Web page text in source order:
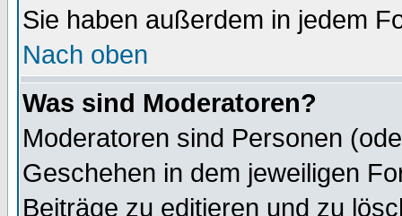
Sie haben außerdem in jedem
Nach oben
Was sind Moderatoren?
Moderatoren sind Personen
Geschehen in dem jeweiligen
Beiträge zu editieren und zu